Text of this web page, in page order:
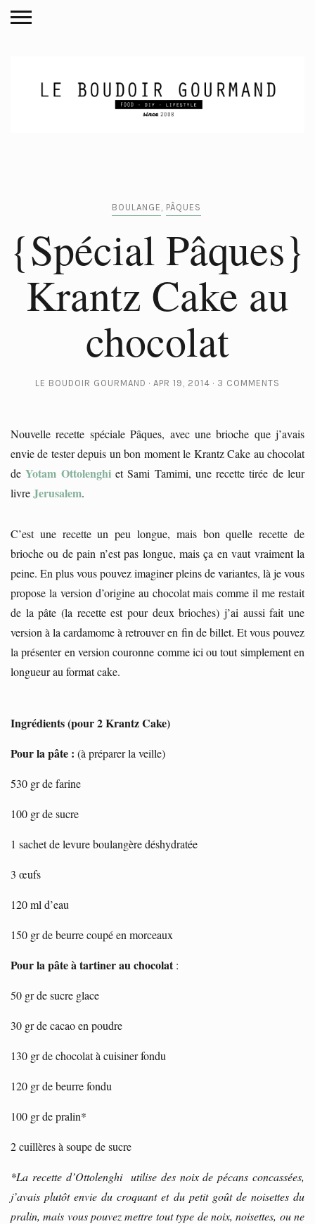
BOULANGE PÂQUES
{Spécial Pâques}
Krantz Cake au
chocolat
LE BOUDOIR GOURMAND APR 19, 2014 3 COMMENTS
Nouvelle recette spéciale Pâques, avec une brioche que j’avais
envie de tester depuis un bon moment le Krantz Cake au chocolat
deYotam Ottolenghiet Sami Tamimi, une recette tirée de leur
livreJerusalem.
C’est une recette un peu longue, mais bon quelle recette de
brioche ou de pain n’est pas longue, mais ça en vaut vraiment la
peine. En plus vous pouvez imaginer pleins de variantes, là je vous
propose la version d’origine au chocolat mais comme il me restait
de la pâte (la recette est pour deux brioches) j’ai aussi fait une
version à la cardamome à retrouver en fin de billet. Et vous pouvez
la présenter en version couronne comme ici ou tout simplement en
longueur au format cake.
Ingrédients (pour 2 Krantz Cake)
Pour la pâte : (à préparer la veille)
530 gr de farine
100 gr de sucre
1 sachet de levure boulangère déshydratée
3 œufs
120 ml d’eau
150 gr de beurre coupé en morceaux
Pour la pâte à tartiner au chocolat:
50 gr de sucre glace
30 gr de cacao en poudre
130 gr de chocolat à cuisiner fondu
120 gr de beurre fondu
100 gr de pralin*
2 cuillères à soupe de sucre
*La recette d’Ottolenghi utilise des noix de pécans concassées,
j’avais plutôt envie du croquant et du petit goût de noisettes du
pralin, mais vous pouvez mettre tout type de noix, noisettes, ou ne